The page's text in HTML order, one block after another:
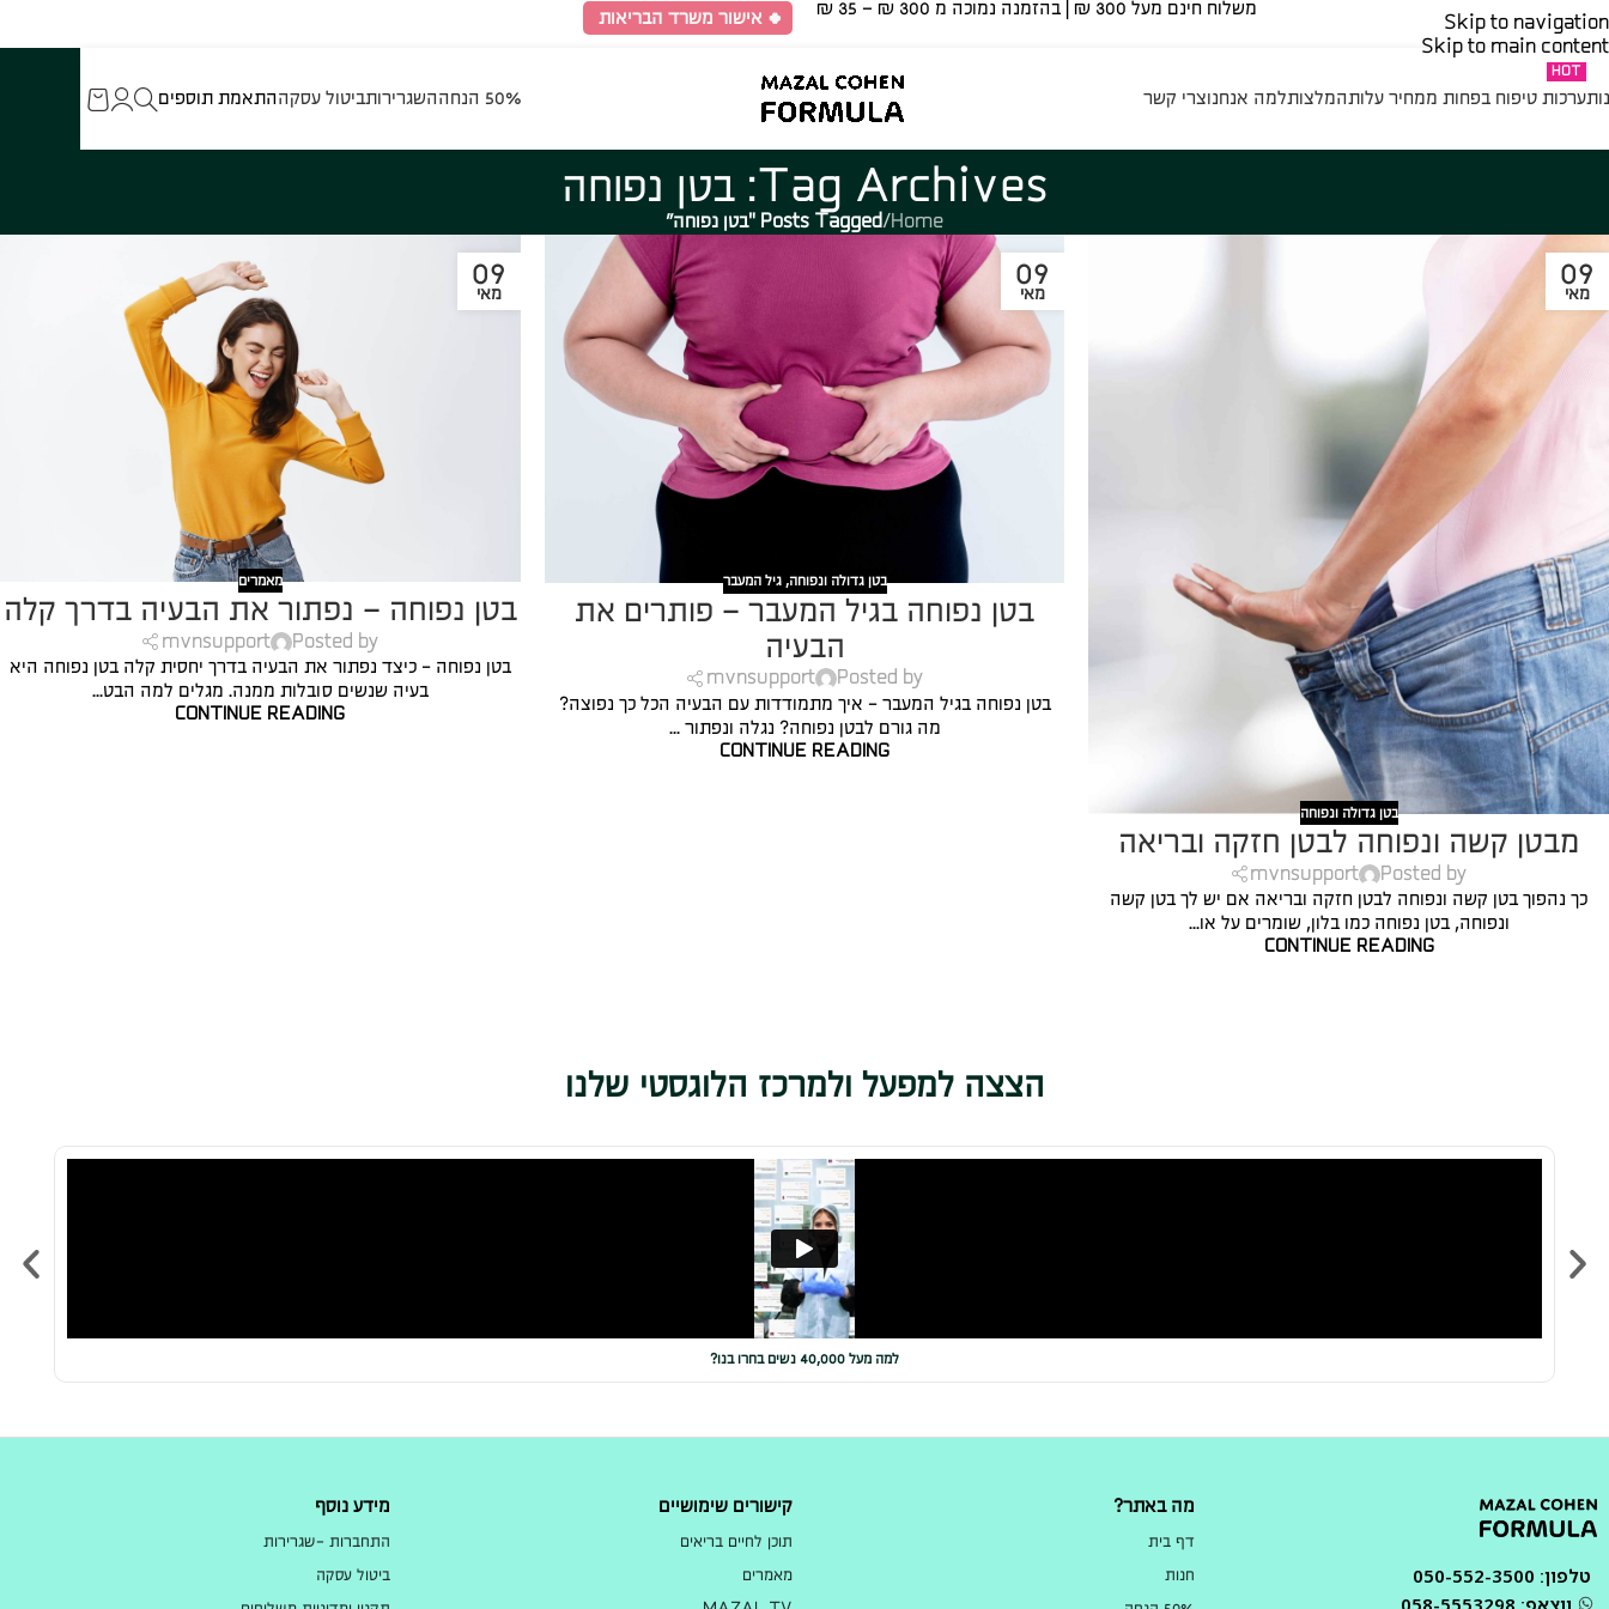
Skip to navigation
Skip to main content
משלוח חינם מעל 300 ₪ | בהזמנה נמוכה מ 300 ₪ – 35 ₪​ 🍀 אישור משרד הבריאות
ערכות טיפוח בפחות ממחיר עלות
HOT
המלצותלמה אנחנוצרי קשר 50% הנחה השגרירותביטול עסקההתאמת תוספים
Tag Archives: בטן נפוחה
Home
/Posts Tagged "בטן נפוחה"
09
מאי
בטן גדולה ונפוחה
מבטן קשה ונפוחה לבטן חזקה ובריאה
Posted by
mvnsupport
כך נהפוך בטן קשה ונפוחה לבטן חזקה ובריאה אם יש לך בטן קשה
ונפוחה, בטן נפוחה כמו בלון, שומרים על או...
CONTINUE READING
09
מאי
בטן גדולה ונפוחה,גיל המעבר
בטן נפוחה בגיל המעבר – פותרים את
הבעיה
Posted by
mvnsupport
בטן נפוחה בגיל המעבר - איך מתמודדות עם הבעיה הכל כך נפוצה?
מה גורם לבטן נפוחה? נגלה ונפתור ...
CONTINUE READING
09
מאי
מאמרים
בטן נפוחה – נפתור את הבעיה בדרך קלה
Posted by
mvnsupport
בטן נפוחה - כיצד נפתור את הבעיה בדרך יחסית קלה בטן נפוחה היא
בעיה שנשים סובלות ממנה. מגלים למה הבט...
CONTINUE READING
הצצה למפעל ולמרכז הלוגסטי שלנו
למה מעל 40,000 נשים בחרו בנו?
טלפון: 050-552-3500
ווצאפ: 058-5553298
מה באתר?
דף בית
חנות
קישורים שימושיים
תוכן לחיים בריאים
מאמרים
מידע נוסף
התחברות -שגרירות
ביטול עסקה